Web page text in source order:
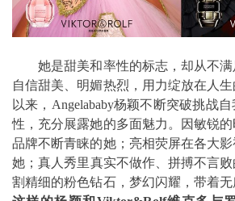
她是甜美和率性的标志，却从不满
自信甜美、明媚热烈，用力绽放在人
以来，Angelababy杨颖不断突破挑战
性，充分展露她的多面魅力。因敏锐
品牌不断青睐的她；亮相荧屏在各大
她；真人秀里真实不做作、拼搏不言
割精细的粉色钻石，梦幻闪耀，带着无